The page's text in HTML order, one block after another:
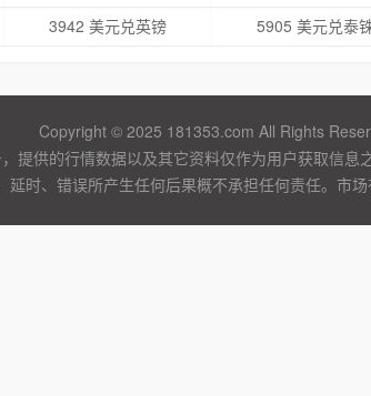
3942 美元兑英镑 5905 美元兑泰
Copyright © 2025 181353.com All Rights
提供的行情数据以及其它资料仅作为用户获取信息
延时、错误所产生任何后果概不承担任何责任。市场